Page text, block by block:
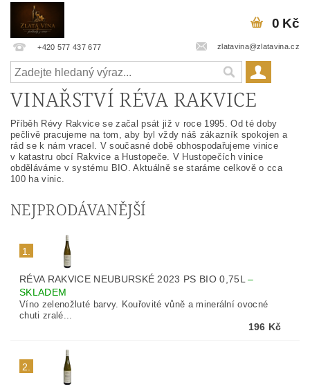
+420 577 437 677 zlatavina@zlatavina.cz
0 Kč
VINAŘSTVÍ RÉVA RAKVICE
Příběh Révy Rakvice se začal psát již v roce 1995. Od té doby
pečlivě pracujeme na tom, aby byl vždy náš zákazník spokojen a
rád se k nám vracel. V současné době obhospodařujeme vinice
v katastru obcí Rakvice a Hustopeče. V Hustopečích vinice
obděláváme v systému BIO. Aktuálně se staráme celkově o cca
100 ha vinic.
NEJPRODÁVANĚJŠÍ
1.
RÉVA RAKVICE NEUBURSKÉ 2023 PS BIO 0,75L–
SKLADEM
Víno zelenožluté barvy. Kouřovité vůně a minerální ovocné
chuti zralé...
196 Kč
2.